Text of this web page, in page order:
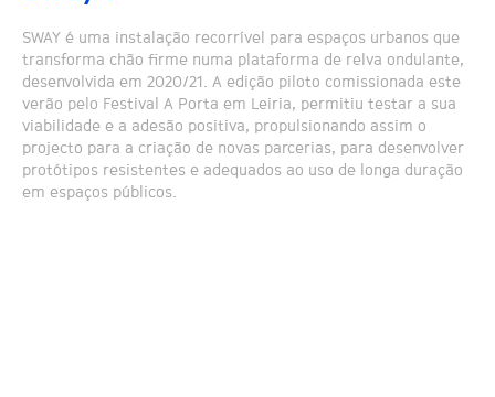
SWAY é uma instalação recorrível para espaços urbanos que
transforma chão firme numa plataforma de relva ondulante,
desenvolvida em 2020/21. A edição piloto comissionada este
verão pelo Festival A Porta em Leiria, permitiu testar a sua
viabilidade e a adesão positiva, propulsionando assim o
projecto para a criação de novas parcerias, para desenvolver
protótipos resistentes e adequados ao uso de longa duração
em espaços públicos.